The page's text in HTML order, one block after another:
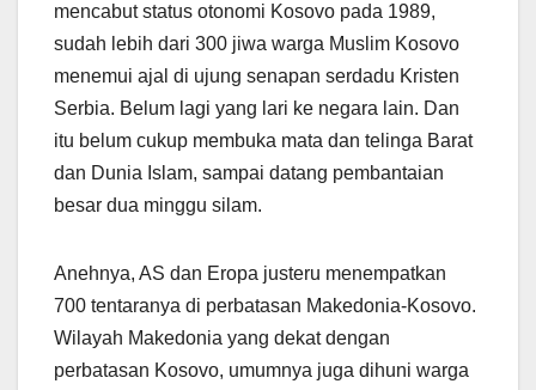
mencabut status otonomi Kosovo pada 1989,
sudah lebih dari 300 jiwa warga Muslim Kosovo
menemui ajal di ujung senapan serdadu Kristen
Serbia. Belum lagi yang lari ke negara lain. Dan
itu belum cukup membuka mata dan telinga Barat
dan Dunia Islam, sampai datang pembantaian
besar dua minggu silam.
Anehnya, AS dan Eropa justeru menempatkan
700 tentaranya di perbatasan Makedonia-Kosovo.
Wilayah Makedonia yang dekat dengan
perbatasan Kosovo, umumnya juga dihuni warga